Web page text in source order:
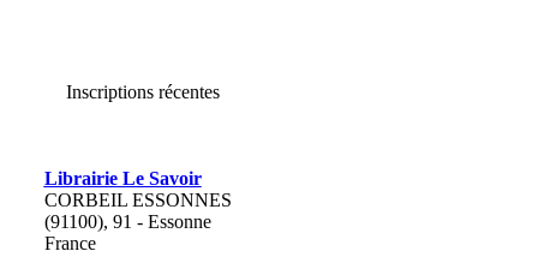
Inscriptions récentes
Librairie Le Savoir
CORBEIL ESSONNES
(91100), 91 - Essonne
France